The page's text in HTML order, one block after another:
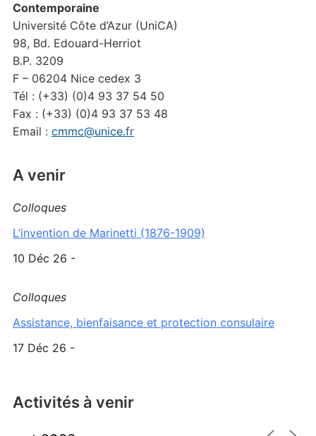
Contemporaine
Université Côte d’Azur (UniCA)
98, Bd. Edouard-Herriot
B.P. 3209
F – 06204 Nice cedex 3
Tél : (+33) (0)4 93 37 54 50
Fax : (+33) (0)4 93 37 53 48
Email : cmmc@unice.fr
A venir
Colloques
L’invention de Marinetti (1876-1909)
10 Déc 26 -
Colloques
Assistance, bienfaisance et protection consulaire
17 Déc 26 -
Activités à venir